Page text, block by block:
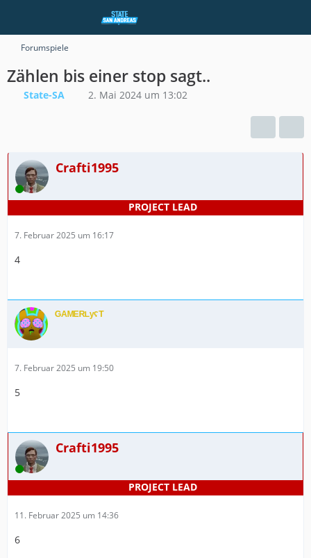
Forumspiele
Zählen bis einer stop sagt..
State-SA 2. Mai 2024 um 13:02
Online
Crafti1995
7. Februar 2025 um 16:17
4
ᴳᴬᴹᴱᴿᴸʸˁᵀ
7. Februar 2025 um 19:50
5
Online
Crafti1995
11. Februar 2025 um 14:36
6